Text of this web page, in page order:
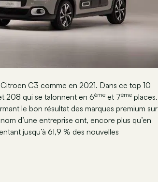
C3 comme en 2021. Dans ce top 10
208 qui se talonnent en 6ème et 7ème places.
le bon résultat des marques premium sur
d’une entreprise ont, encore plus qu’en
jusqu’à 61,9 % des nouvelles